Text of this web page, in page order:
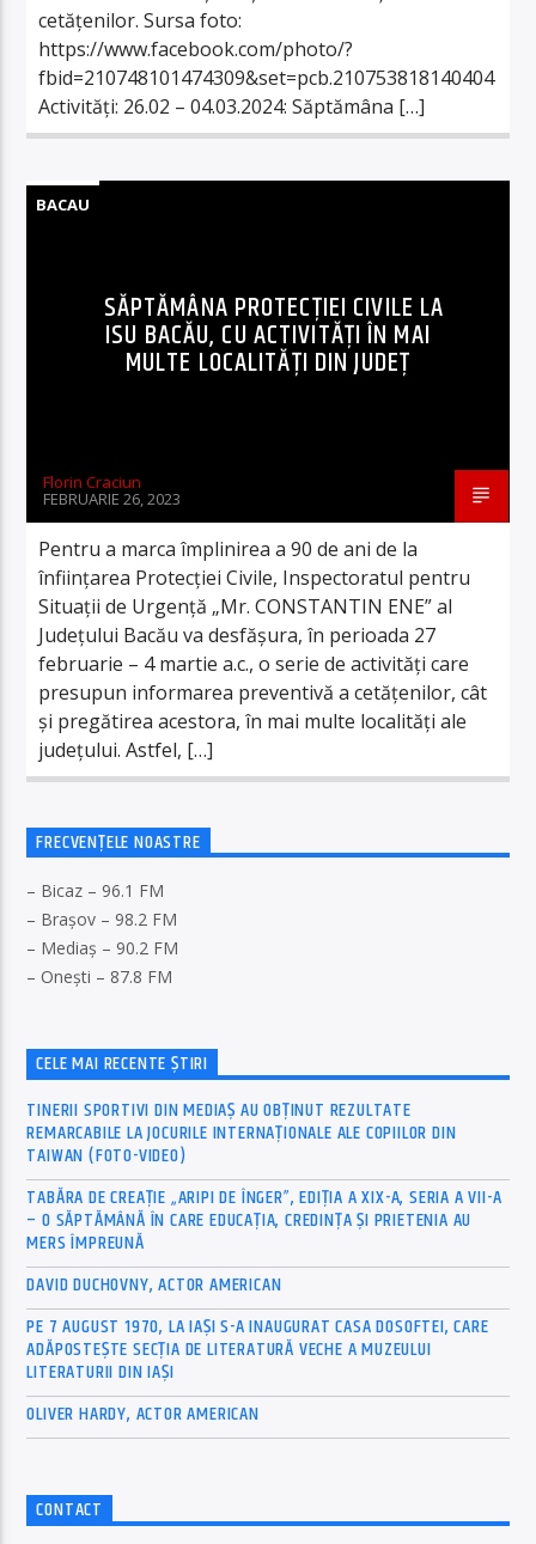
cetățenilor. Sursa foto:
https://www.facebook.com/photo/?
fbid=210748101474309&set=pcb.210753818140404
Activități: 26.02 – 04.03.2024: Săptămâna […]
BACAU
SĂPTĂMÂNA PROTECȚIEI CIVILE LA
ISU BACĂU, CU ACTIVITĂȚI ÎN MAI
MULTE LOCALITĂȚI DIN JUDEȚ
Florin Craciun
FEBRUARIE 26, 2023
Pentru a marca împlinirea a 90 de ani de la
înființarea Protecției Civile, Inspectoratul pentru
Situații de Urgență „Mr. CONSTANTIN ENE” al
Județului Bacău va desfășura, în perioada 27
februarie – 4 martie a.c., o serie de activități care
presupun informarea preventivă a cetățenilor, cât
și pregătirea acestora, în mai multe localități ale
județului. Astfel, […]
FRECVENȚELE NOASTRE
– Bicaz – 96.1 FM
– Brașov – 98.2 FM
– Mediaș – 90.2 FM
– Onești – 87.8 FM
CELE MAI RECENTE ȘTIRI
TINERII SPORTIVI DIN MEDIAȘ AU OBȚINUT REZULTATE
REMARCABILE LA JOCURILE INTERNAȚIONALE ALE COPIILOR DIN
TAIWAN (FOTO-VIDEO)
TABĂRA DE CREAȚIE „ARIPI DE ÎNGER”, EDIȚIA A XIX-A, SERIA A VII-A
– O SĂPTĂMÂNĂ ÎN CARE EDUCAȚIA, CREDINȚA ȘI PRIETENIA AU
MERS ÎMPREUNĂ
DAVID DUCHOVNY, ACTOR AMERICAN
PE 7 AUGUST 1970, LA IAŞI S-A INAUGURAT CASA DOSOFTEI, CARE
ADĂPOSTEŞTE SECŢIA DE LITERATURĂ VECHE A MUZEULUI
LITERATURII DIN IAŞI
OLIVER HARDY, ACTOR AMERICAN
CONTACT